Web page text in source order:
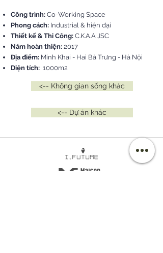
Công trình: Co-Working Space
Phong cách: Industrial & hiện đại
Thiết kế & Thi Công: C.K.A.A JSC
Năm hoàn thiện: 2017
Địa điểm: Minh Khai - Hai Bà Trưng - Hà Nội
Diện tích: 1000m2
<-- Không gian sống khác
<-- Dự án khác